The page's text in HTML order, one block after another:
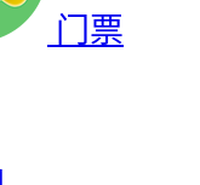
门票